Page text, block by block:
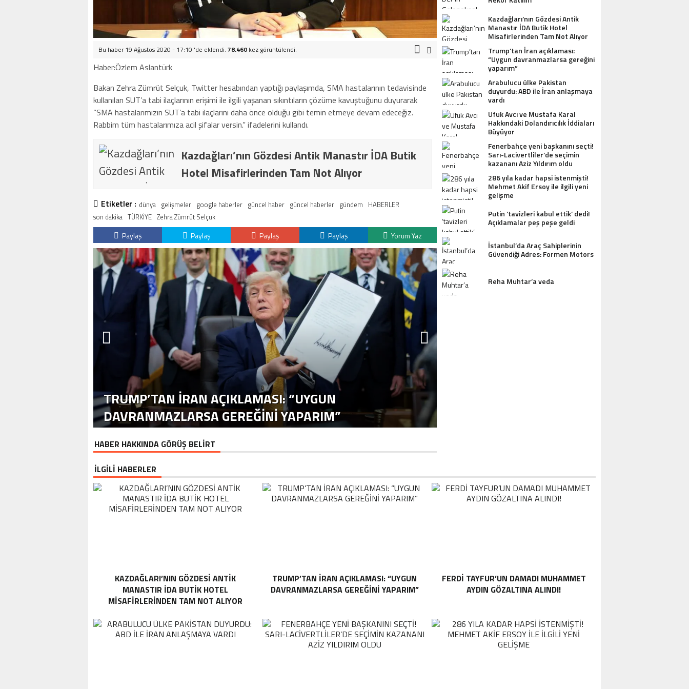
Bu haber 19 Ağustos 2020 - 17:10 'de eklendi. 78.460 kez görüntülendi.
Haber:Özlem Aslantürk
Bakan Zehra Zümrüt Selçuk, Twitter hesabından yaptığı paylaşımda, SMA hastalarının tedavisinde
kullanılan SUT’a tabi ilaçlarının erişimi ile ilgili yaşanan sıkıntıların çözüme kavuştuğunu duyurarak
”SMA hastalarımızın SUT’a tabi ilaçlarını daha önce olduğu gibi temin etmeye devam edeceğiz.
Rabbim tüm hastalarımıza acil şifalar versin.” ifadelerini kullandı.
Kazdağları’nın Gözdesi Antik Manastır İDA Butik
Hotel Misafirlerinden Tam Not Alıyor
Etiketler : dünya gelişmeler google haberler güncel haber güncel haberler gündem HABERLER
son dakika TÜRKİYE Zehra Zümrüt Selçuk
Paylaş Paylaş Paylaş Paylaş Yorum Yaz
TRUMP’TAN İRAN AÇIKLAMASI: “UYGUN
DAVRANMAZLARSA GEREĞINI YAPARIM”
HABER HAKKINDA GÖRÜŞ BELİRT
Kazdağları’nın Gözdesi Antik
Manastır İDA Butik Hotel
Misafirlerinden Tam Not Alıyor
Trump’tan İran açıklaması:
“Uygun davranmazlarsa gereğini
yaparım”
Arabulucu ülke Pakistan
duyurdu: ABD ile İran anlaşmaya
vardı
Ufuk Avcı ve Mustafa Karal
Hakkındaki Dolandırıcılık İddiaları
Büyüyor
Fenerbahçe yeni başkanını seçti!
Sarı-Lacivertliler’de seçimin
kazananı Aziz Yıldırım oldu
286 yıla kadar hapsi istenmişti!
Mehmet Akif Ersoy ile ilgili yeni
gelişme
Putin ‘tavizleri kabul ettik’ dedi!
Açıklamalar peş peşe geldi
İstanbul’da Araç Sahiplerinin
Güvendiği Adres: Formen Motors
Reha Muhtar’a veda
İLGİLİ HABERLER
KAZDAĞLARI’NIN GÖZDESI ANTIK
MANASTIR İDA BUTIK HOTEL
MISAFIRLERINDEN TAM NOT ALIYOR
TRUMP’TAN İRAN AÇIKLAMASI: “UYGUN
DAVRANMAZLARSA GEREĞINI YAPARIM”
FERDI TAYFUR’UN DAMADI MUHAMMET
AYDIN GÖZALTINA ALINDI!